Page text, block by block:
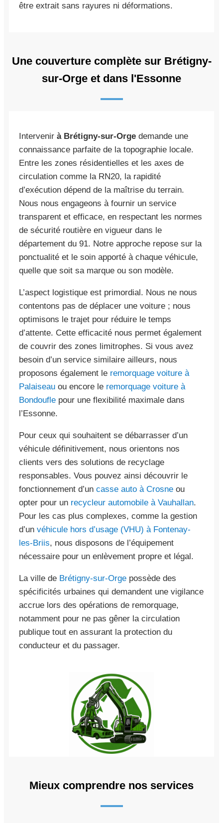
être extrait sans rayures ni déformations.
Une couverture complète sur Brétigny-
sur-Orge et dans l'Essonne
Intervenir à Brétigny-sur-Orge demande une
connaissance parfaite de la topographie locale.
Entre les zones résidentielles et les axes de
circulation comme la RN20, la rapidité
d’exécution dépend de la maîtrise du terrain.
Nous nous engageons à fournir un service
transparent et efficace, en respectant les normes
de sécurité routière en vigueur dans le
département du 91. Notre approche repose sur la
ponctualité et le soin apporté à chaque véhicule,
quelle que soit sa marque ou son modèle.
L’aspect logistique est primordial. Nous ne nous
contentons pas de déplacer une voiture ; nous
optimisons le trajet pour réduire le temps
d’attente. Cette efficacité nous permet également
de couvrir des zones limitrophes. Si vous avez
besoin d’un service similaire ailleurs, nous
proposons également le remorquage voiture à
Palaiseau ou encore le remorquage voiture à
Bondoufle pour une flexibilité maximale dans
l’Essonne.
Pour ceux qui souhaitent se débarrasser d’un
véhicule définitivement, nous orientons nos
clients vers des solutions de recyclage
responsables. Vous pouvez ainsi découvrir le
fonctionnement d’un casse auto à Crosne ou
opter pour un recycleur automobile à Vauhallan.
Pour les cas plus complexes, comme la gestion
d’un véhicule hors d’usage (VHU) à Fontenay-
les-Briis, nous disposons de l’équipement
nécessaire pour un enlèvement propre et légal.
La ville de Brétigny-sur-Orge possède des
spécificités urbaines qui demandent une vigilance
accrue lors des opérations de remorquage,
notamment pour ne pas gêner la circulation
publique tout en assurant la protection du
conducteur et du passager.
Mieux comprendre nos services